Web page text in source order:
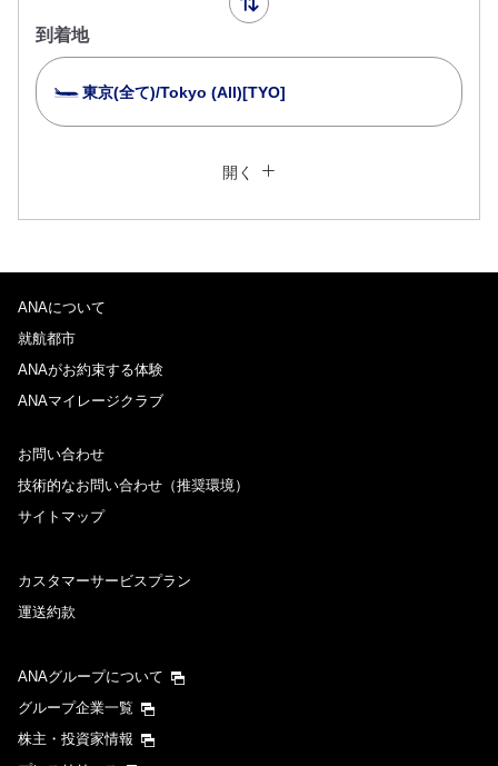
到着地
東京(全て)/Tokyo (All)[TYO]
運賃タイプ指定なし
往路出発日および時間帯
日付を選択
経由地および乗り継ぎ所要時間を追加する
復路出発日および時間帯
時間帯指定なし
経由地および乗り継ぎ所要時間を追加する
開く
ANAについて
就航都市
ANAがお約束する体験
ANAマイレージクラブ
お問い合わせ
技術的なお問い合わせ（推奨環境）
サイトマップ
カスタマーサービスプラン
運送約款
ANAグループについて
グループ企業一覧
株主・投資家情報